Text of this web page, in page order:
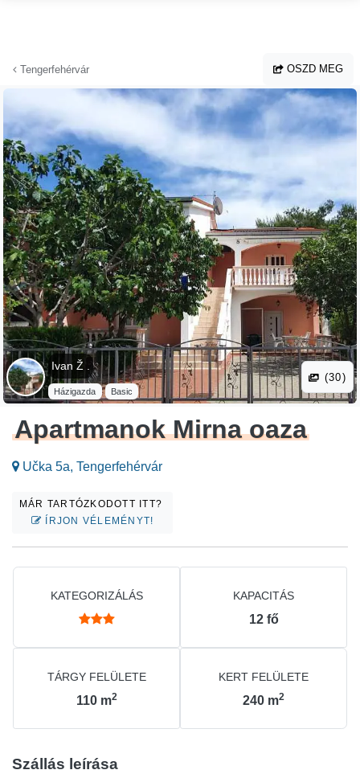
Tengerfehérvár OSZD MEG
Ivan Ž .
Házigazda Basic
(30)
Apartmanok Mirna oaza
Učka 5a, Tengerfehérvár
MÁR TARTÓZKODOTT ITT?
ÍRJON VÉLEMÉNYT!
KATEGORIZÁLÁS KAPACITÁS
12 fő
TÁRGY FELÜLETE
110 m2
KERT FELÜLETE
240 m2
Szállás leírása